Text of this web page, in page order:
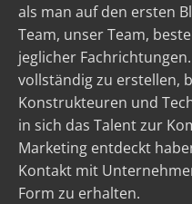
als man auf den ersten
Team, unser Team,
jeglicher
vollständig zu erstellen,
Konstrukteuren und
in sich das Talent zur
Marketing entdeckt
Kontakt mit
Form zu erhalten.